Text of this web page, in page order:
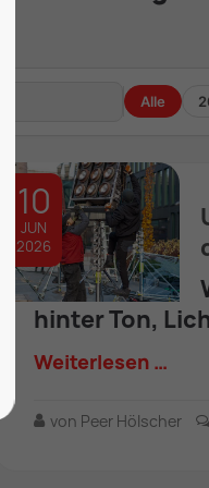
Alle
10
JUN
2026
hinter Ton,
Weiterlesen …
von Peer Hölscher